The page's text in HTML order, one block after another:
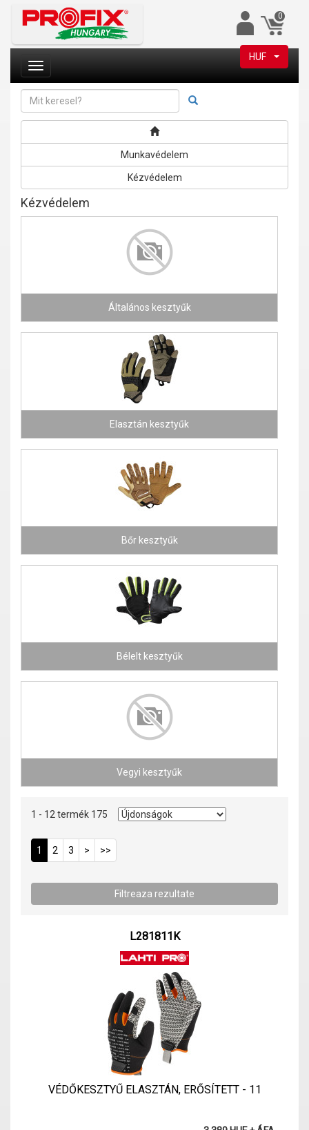
0
HUF
Munkavédelem
Kézvédelem
Kézvédelem
Általános kesztyűk
Elasztán kesztyűk
Bőr kesztyűk
Bélelt kesztyűk
Vegyi kesztyűk
1 - 12 termék 175
1 2 3 > >>
L281811K
VÉDŐKESZTYŰ ELASZTÁN, ERŐSÍTETT - 11